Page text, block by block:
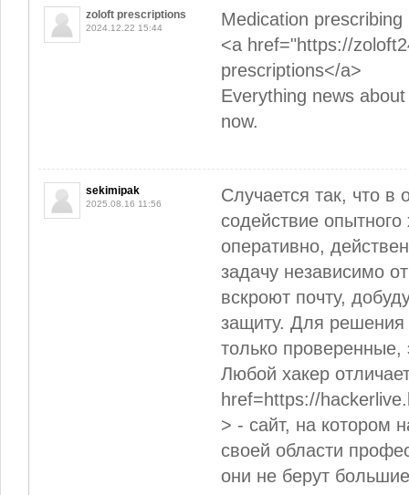
zoloft prescriptions
2024.12.22 15:44
Medication
<a href="https://
prescriptions</a>
Everything news
now.
sekimipak
2025.08.16 11:56
Случается так, что
содействие
оперативно,
задачу независимо
вскроют почту,
защиту. Для
только
Любой хакер
href=https://
> - сайт, на котором
своей области
они не берут